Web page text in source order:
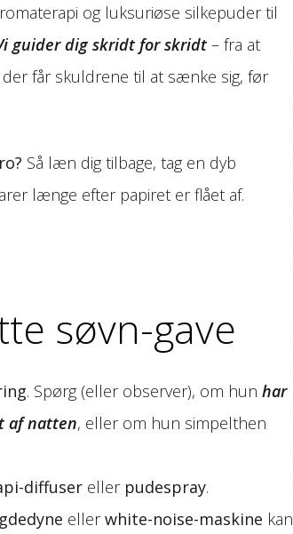
og luksuriøse silkepuder til
guider dig skridt for skridt – fra at
får skuldrene til at sænke sig, før
Så læn dig tilbage, tag en dyb
længe efter papiret er flået af.
søvn-gave
. Spørg (eller observer), om hun har
af natten, eller om hun simpelthen
diffuser eller pudespray.
ellerwhite-noise-maskine kan